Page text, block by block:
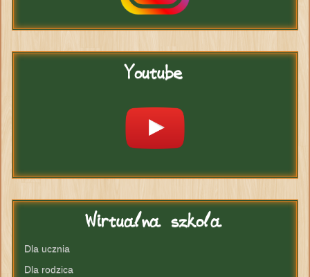
Youtube
Wirtualnaszkola
Dla ucznia
Dla rodzica